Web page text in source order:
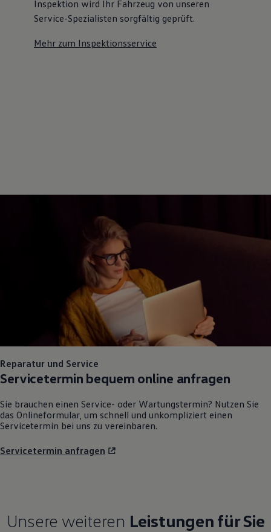
Inspektion wird Ihr Fahrzeug von unseren
Service-Spezialisten sorgfältig geprüft.
Mehr zum Inspektionsservice
Reparatur und Service
Servicetermin bequem online anfragen
Sie brauchen einen Service- oder Wartungstermin? Nutzen Sie
das Onlineformular, um schnell und unkompliziert einen
Servicetermin bei uns zu vereinbaren.
Servicetermin anfragen
Unsere weiteren Leistungen für Sie